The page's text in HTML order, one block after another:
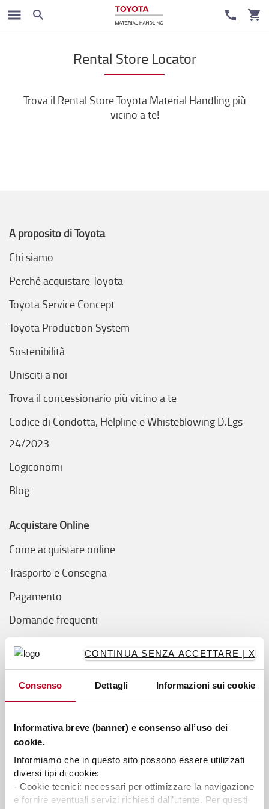
CONTINUA SENZA ACCETTARE | X
Consenso Dettagli Informazioni sui cookie
Informativa breve (banner) e consenso all’uso dei
cookie.
Informiamo che in questo sito possono essere utilizzati
diversi tipi di cookie:
- Cookie tecnici: necessari per ottimizzare la navigazione
e fornire eventuali servizi richiesti dall’utente. Per questi
Rental Store Locator
Trova il Rental Store Toyota Material Handling più
vicino a te!
A proposito di Toyota
Chi siamo
Perchè acquistare Toyota
Toyota Service Concept
Toyota Production System
Sostenibilità
Unisciti a noi
Trova il concessionario più vicino a te
Codice di Condotta, Helpline e Whisteblowing D.Lgs
24/2023
Logiconomi
Blog
Acquistare Online
Come acquistare online
Trasporto e Consegna
Pagamento
Domande frequenti
Guide
Guida sul transpallet manuale
Guida sul transpallet elettrico
Consigli per acquistare un carrello elevatore
Guida sul pallet
Guida sulle ruote
Guida sui montanti